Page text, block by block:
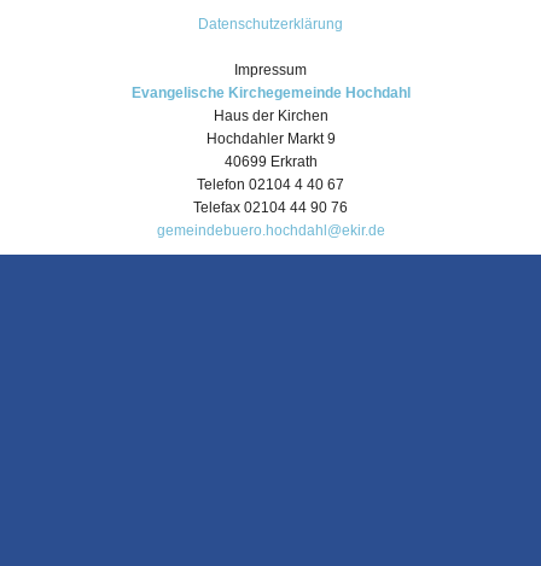
Datenschutzerklärung
Impressum
Evangelische Kirchegemeinde Hochdahl
Haus der Kirchen
Hochdahler Markt 9
40699 Erkrath
Telefon 02104 4 40 67
Telefax 02104 44 90 76
gemeindebuero.hochdahl@ekir.de